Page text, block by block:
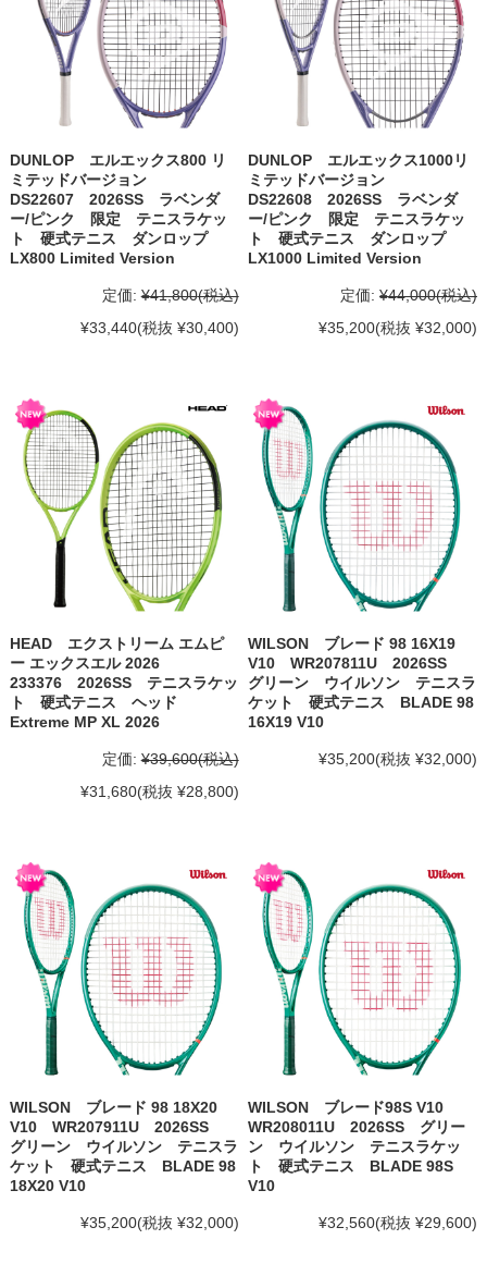
DUNLOP エルエックス800 リ
ミテッドバージョン
DS22607 2026SS ラベンダ
ー/ピンク 限定 テニスラケッ
ト 硬式テニス ダンロップ
LX800 Limited Version
定価: ¥41,800(税込)
¥33,440(税抜 ¥30,400)
DUNLOP エルエックス1000リ
ミテッドバージョン
DS22608 2026SS ラベンダ
ー/ピンク 限定 テニスラケッ
ト 硬式テニス ダンロップ
LX1000 Limited Version
定価: ¥44,000(税込)
¥35,200(税抜 ¥32,000)
HEAD エクストリーム エムピ
ー エックスエル 2026
233376 2026SS テニスラケッ
ト 硬式テニス ヘッド
Extreme MP XL 2026
定価: ¥39,600(税込)
¥31,680(税抜 ¥28,800)
WILSON ブレード 98 16X19
V10 WR207811U 2026SS
グリーン ウイルソン テニスラ
ケット 硬式テニス BLADE 98
16X19 V10
¥35,200(税抜 ¥32,000)
WILSON ブレード 98 18X20
V10 WR207911U 2026SS
グリーン ウイルソン テニスラ
ケット 硬式テニス BLADE 98
18X20 V10
¥35,200(税抜 ¥32,000)
WILSON ブレード98S V10
WR208011U 2026SS グリー
ン ウイルソン テニスラケッ
ト 硬式テニス BLADE 98S
V10
¥32,560(税抜 ¥29,600)